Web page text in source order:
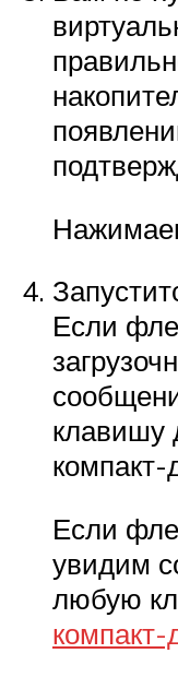
Если
клавишу
компакт-
Если
увидим
любую